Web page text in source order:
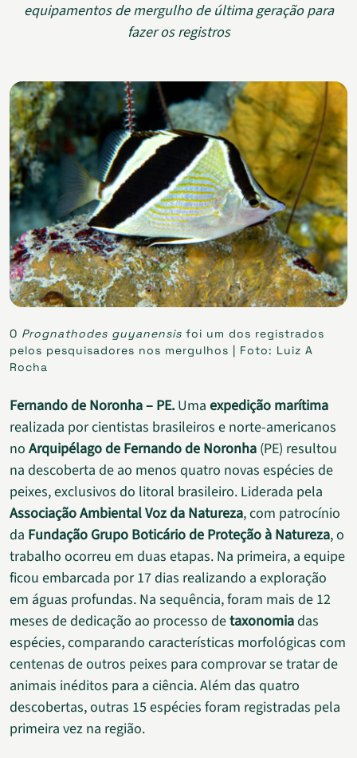
equipamentos de mergulho de última geração para
fazer os registros
O Prognathodes guyanensis foi um dos registrados
pelos pesquisadores nos mergulhos | Foto: Luiz A
Rocha
Fernando de Noronha – PE. Uma expedição marítima
realizada por cientistas brasileiros e norte-americanos
no Arquipélago de Fernando de Noronha (PE) resultou
na descoberta de ao menos quatro novas espécies de
peixes, exclusivos do litoral brasileiro. Liderada pela
Associação Ambiental Voz da Natureza, com patrocínio
da Fundação Grupo Boticário de Proteção à Natureza, o
trabalho ocorreu em duas etapas. Na primeira, a equipe
ficou embarcada por 17 dias realizando a exploração
em águas profundas. Na sequência, foram mais de 12
meses de dedicação ao processo detaxonomiadas
espécies, comparando características morfológicas com
centenas de outros peixes para comprovar se tratar de
animais inéditos para a ciência. Além das quatro
descobertas, outras 15 espécies foram registradas pela
primeira vez na região.